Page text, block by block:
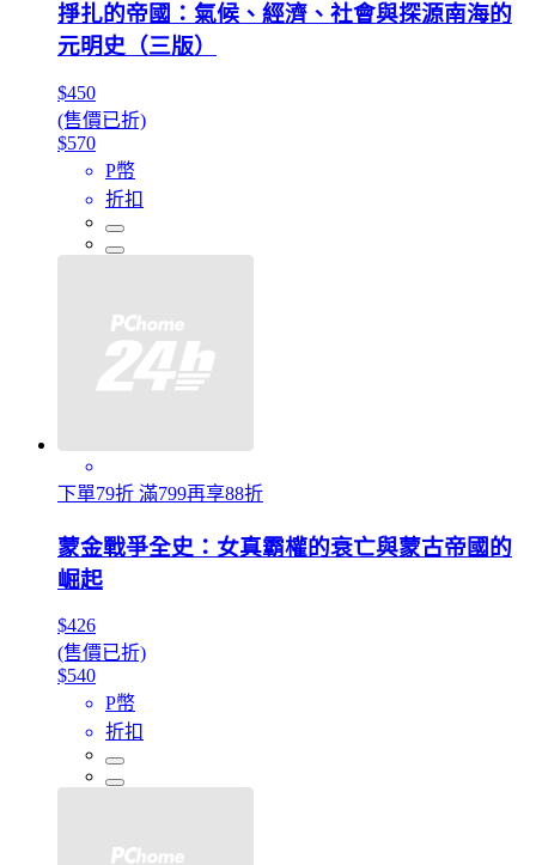
掙扎的帝國：氣候、經濟、社會與探源南海的
元明史（三版）
$450
(售價已折)
$570
P幣
折扣
下單79折 滿799再享88折
蒙金戰爭全史：女真霸權的衰亡與蒙古帝國的
崛起
$426
(售價已折)
$540
P幣
折扣